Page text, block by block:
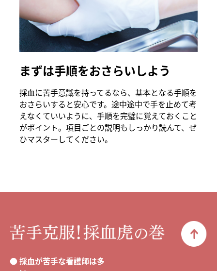
まずは手順をおさらいしよう
採血に苦手意識を持ってるなら、基本となる手順を
おさらいすると安心です。途中途中で手を止めて考
えなくていいように、手順を完璧に覚えておくこと
がポイント。項目ごとの説明もしっかり読んて、ぜ
ひマスターしてください。
採血が苦手な看護師は多